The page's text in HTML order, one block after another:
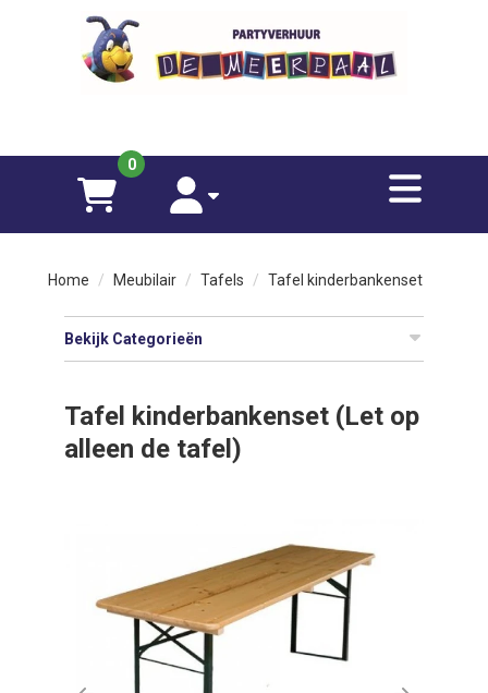
winkelwagen
0
account toggle
sluiten
Opblaasfiguren
Home Meubilair Tafels Tafel kinderbankenset
Bekijk Categorieën
Tafel kinderbankenset (Let op
alleen de tafel)